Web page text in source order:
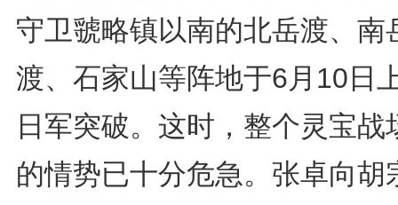
守卫虢略镇以南的北岳渡、南
渡、石家山等阵地于6月10日
日军突破。这时，整个灵宝战
的情势已十分危急。张卓向胡